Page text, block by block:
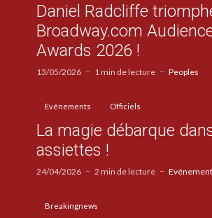
Daniel Radcliffe
Broadway.com
Awards 2026 !
13/05/2026 1 min de lecture Peoples
Evénements Officiels
La magie débarque
assiettes !
24/04/2026 2 min de lecture
Breakingnews